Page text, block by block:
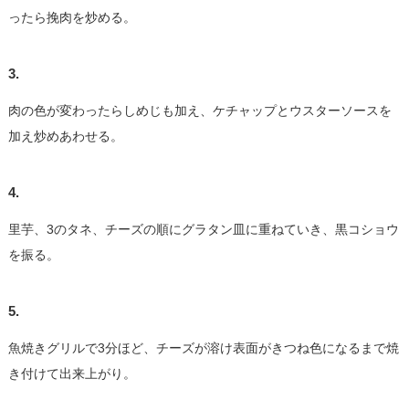
ったら挽肉を炒める。
3.
肉の色が変わったらしめじも加え、ケチャップとウスターソースを
加え炒めあわせる。
4.
里芋、3のタネ、チーズの順にグラタン皿に重ねていき、黒コショウ
を振る。
5.
魚焼きグリルで3分ほど、チーズが溶け表面がきつね色になるまで焼
き付けて出来上がり。